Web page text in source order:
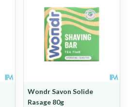
Wondr Savon Solide
Rasage 80g